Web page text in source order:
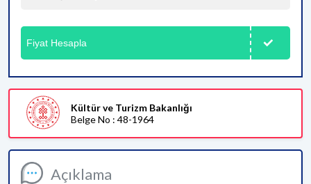
Açıklama
Fiyat Hesapla
Kültür ve Turizm Bakanlığı
Belge No : 48-1964